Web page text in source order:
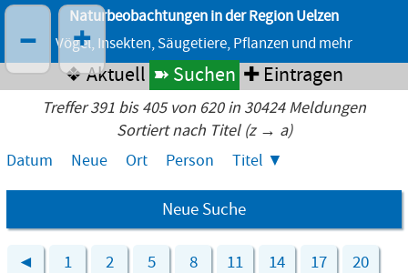
Naturbeobachtungen in der Region Uelzen
Vögel, Insekten, Säugetiere, Pflanzen und mehr
❖ Aktuell ➽ Suchen ✚ Eintragen
Treffer 391 bis 405 von 620 in 30424 Meldungen
Sortiert nach Titel (z → a)
Datum
Neue Ort Person Titel
Neue Suche
◄ 1 2 5 8 11 14 17 20
– +